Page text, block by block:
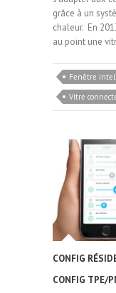
grâce à un
chaleur. En
au point une
Fenêtre
Vitre
CONFIG
CONFIG TPE/